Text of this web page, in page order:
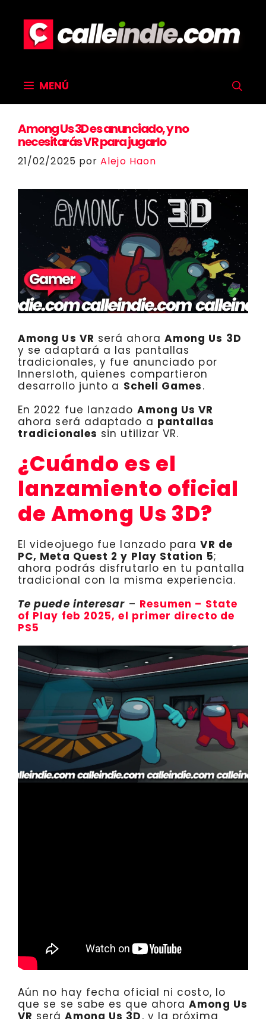
contenido
MENÚ
Among Us 3D es anunciado, y no
necesitarás VR para jugarlo
21/02/2025 porAlejo Haon
Among Us VR será ahora Among Us 3D
y se adaptará a las pantallas
tradicionales, y fue anunciado por
Innersloth, quienes compartieron
desarrollo junto a Schell Games.
En 2022 fue lanzado Among Us VR
ahora será adaptado a pantallas
tradicionales sin utilizar VR.
¿Cuándo es el
lanzamiento oficial
de Among Us 3D?
El videojuego fue lanzado paraVR de
PC, Meta Quest 2 y Play Station 5;
ahora podrás disfrutarlo en tu pantalla
tradicional con la misma experiencia.
Te puede interesar – Resumen – State
of Play feb 2025, el primer directo de
PS5
Aún no hay fecha oficial ni costo, lo
que se se sabe es que ahoraAmong Us
VR será Among Us 3D, y la próxima